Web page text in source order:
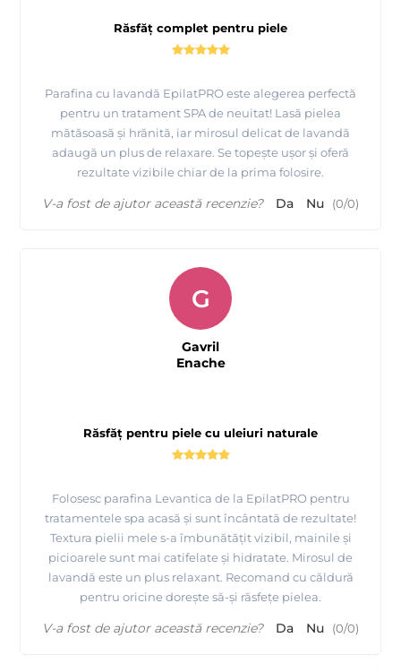
Ambalaj: parafina este ambalata in casoleta de plastic 500ml,
iar un bax contine 15 casolete de 500ml.
Produs fabricat in Italia pentruEpilatPRO
Înainte de a aplica parafină este recomandata efectua unui
peeling al pielii.
Răsfăț complet pentru piele
Parafina cu lavandă EpilatPRO este alegerea perfectă
pentru un tratament SPA de neuitat! Lasă pielea
mătăsoasă și hrănită, iar mirosul delicat de lavandă
adaugă un plus de relaxare. Se topește ușor și oferă
rezultate vizibile chiar de la prima folosire.
V-a fost de ajutor această recenzie? Da Nu (0/0)
Răsfăț pentru piele cu uleiuri naturale
Folosesc parafina Levantica de la EpilatPRO pentru
tratamentele spa acasă și sunt încântată de rezultate!
Textura pielii mele s-a îmbunătățit vizibil, mainile și
picioarele sunt mai catifelate și hidratate. Mirosul de
lavandă este un plus relaxant. Recomand cu căldură
pentru oricine dorește să-și răsfețe pielea.
G
Gavril
Enache
V-a fost de ajutor această recenzie? Da Nu (0/0)